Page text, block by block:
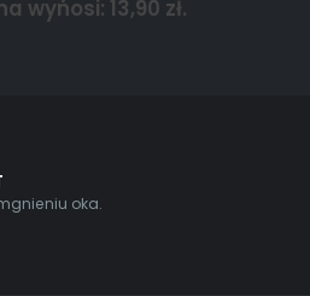
wynosi: 13,90 zł.
oka.